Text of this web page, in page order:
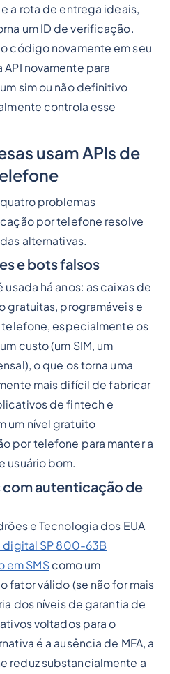
a rota de entrega ideais,
um ID de verificação.
código novamente em seu
novamente para
sim ou não definitivo
controla esse
usam APIs de
quatro problemas
por telefone resolve
alternativas.
e bots falsos
há anos: as caixas de
gratuitas, programáveis e
especialmente os
custo (um SIM, um
o que os torna uma
mais difícil de fabricar
de fintech e
um nível gratuito
por telefone para manter a
usuário bom.
autenticação de
e Tecnologia dos EUA
SP 800-63B
em SMScomo um
fator válido (se não for mais
dos níveis de garantia de
voltados para o
é a ausência de MFA, a
reduz substancialmente a